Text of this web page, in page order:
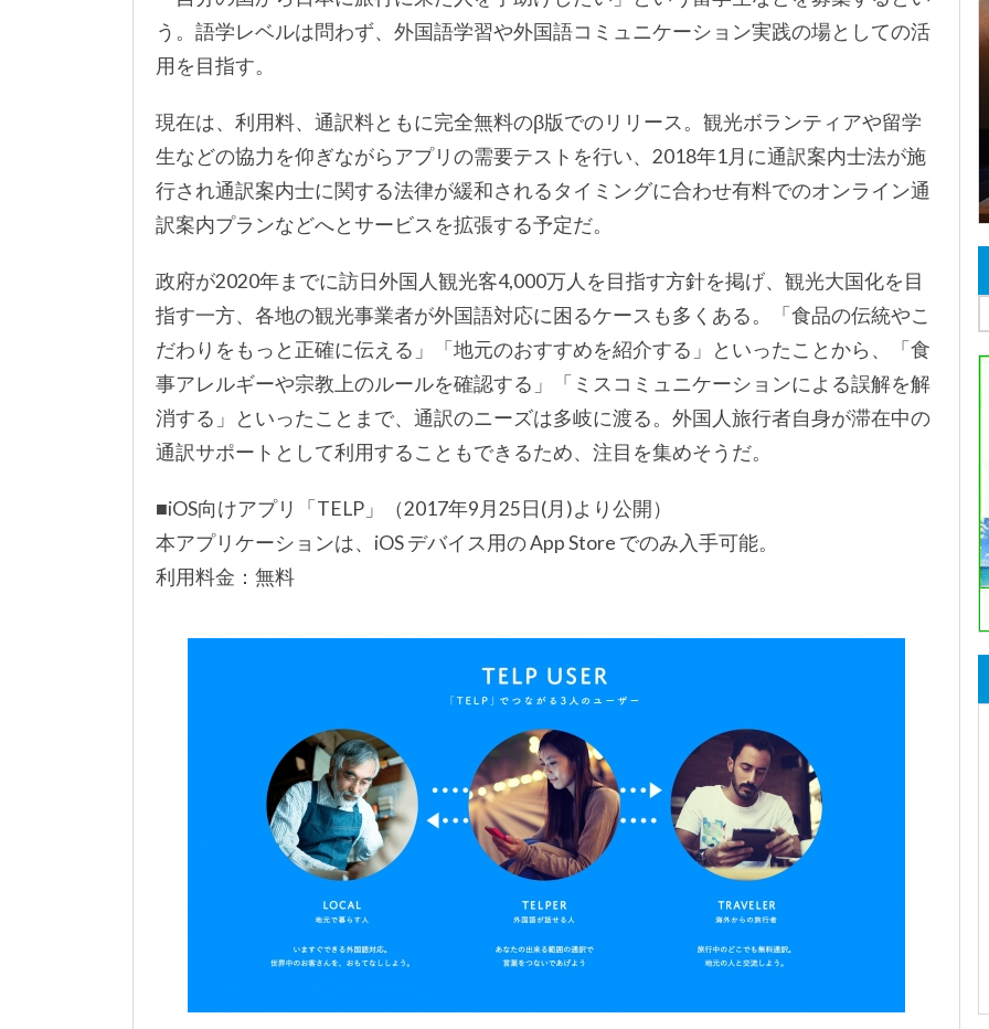
う。語学レベルは問わず、外国語学習や外国語コミュニケーション実践の場としての活
用を目指す。
現在は、利用料、通訳料ともに完全無料のβ版でのリリース。観光ボランティアや留学
生などの協力を仰ぎながらアプリの需要テストを行い、2018年1月に通訳案内士法が施
行され通訳案内士に関する法律が緩和されるタイミングに合わせ有料でのオンライン通
訳案内プランなどへとサービスを拡張する予定だ。
政府が2020年までに訪日外国人観光客4,000万人を目指す方針を掲げ、観光大国化を目
指す一方、各地の観光事業者が外国語対応に困るケースも多くある。「食品の伝統やこ
だわりをもっと正確に伝える」「地元のおすすめを紹介する」といったことから、「食
事アレルギーや宗教上のルールを確認する」「ミスコミュニケーションによる誤解を解
消する」といったことまで、通訳のニーズは多岐に渡る。外国人旅行者自身が滞在中の
通訳サポートとして利用することもできるため、注目を集めそうだ。
■iOS向けアプリ「TELP」（2017年9月25日(月)より公開）
本アプリケーションは、iOS デバイス用の App Store でのみ入手可能。
利用料金：無料